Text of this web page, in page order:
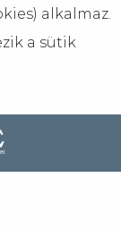
alkalmaz.
a sütik